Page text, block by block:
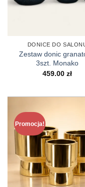
ceramiczne
znajdziesz
do Twojego
swoim roślinom i
przestrzenią w
DONICE DO
Zestaw donic
3szt. Monako
459.00 zł
Promocja!